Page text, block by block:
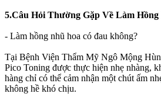
5.Câu Hỏi Thường Gặp Về Làm Hồng
- Làm hồng nhũ hoa có đau không?
Tại Bệnh Viện Thẩm Mỹ Ngô Mộng
Pico Toning được thực hiện nhẹ nhàng,
hàng chỉ có thể cảm nhận một chút ấm
không hề khó chịu.